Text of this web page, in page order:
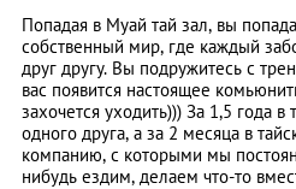
Попадая в Муай тай зал, вы
собственный мир, где каждый
друг другу. Вы подружитесь с
вас появится настоящее
захочется уходить))) За 1,5 года
одного друга, а за 2 месяца в
компанию, с которыми мы
нибудь ездим, делаем что-то